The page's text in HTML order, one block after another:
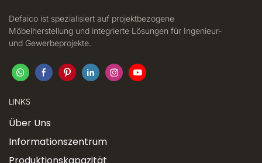
Defaico ist spezialisiert auf projektbezogene
Möbelherstellung und integrierte Lösungen für Ingenieur-
und Gewerbeprojekte.
LINKS
Über Uns
Informationszentrum
Produktionskapazität